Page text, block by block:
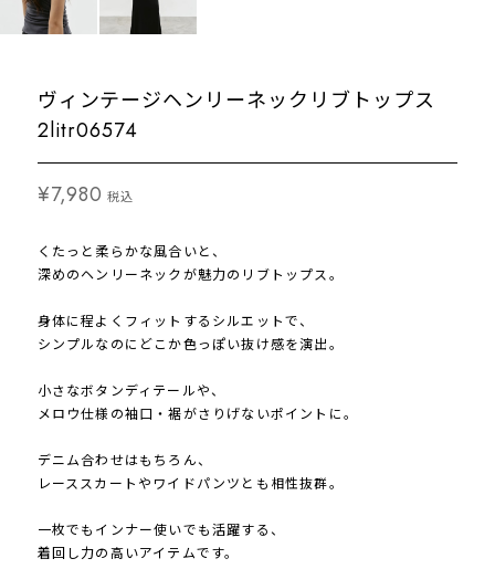
ヴィンテージヘンリーネックリブトップス
2litr06574
¥7,980 税込
くたっと柔らかな風合いと、
深めのヘンリーネックが魅力のリブトップス。
身体に程よくフィットするシルエットで、
シンプルなのにどこか色っぽい抜け感を演出。
小さなボタンディテールや、
メロウ仕様の袖口・裾がさりげないポイントに。
デニム合わせはもちろん、
レーススカートやワイドパンツとも相性抜群。
一枚でもインナー使いでも活躍する、
着回し力の高いアイテムです。